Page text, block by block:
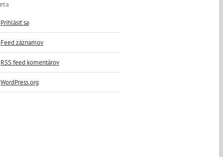
Prihlásiť sa
Feed záznamov
RSS feed komentárov
WordPress.org